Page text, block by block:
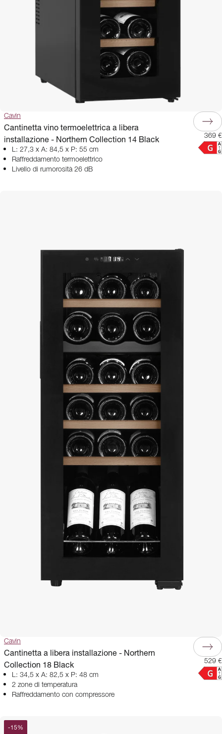
Cavin
Cantinetta vino termoelettrica a libera
installazione - Northern Collection 14 Black
L: 27,3 x A: 84,5 x P: 55 cm
Raffreddamento termoelettrico
Livello di rumorosità 26 dB
369 €
Cavin
Cantinetta a libera installazione - Northern
Collection 18 Black
L: 34,5 x A: 82,5 x P: 48 cm
2 zone di temperatura
Raffreddamento con compressore
529 €
-15%